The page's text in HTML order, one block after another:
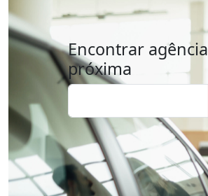
Encontrar agência
próxima